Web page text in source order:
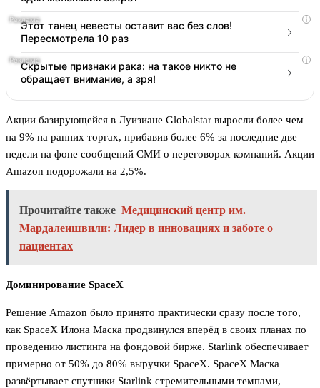
i
Этот танец невесты оставит вас без слов!
Пересмотрела 10 раз
i
Скрытые признаки рака: на такое никто не
обращает внимание, а зря!
Акции базирующейся в Луизиане Globalstar выросли более чем
на 9% на ранних торгах, прибавив более 6% за последние две
недели на фоне сообщений СМИ о переговорах компаний. Акции
Amazon подорожали на 2,5%.
Прочитайте также Медицинский центр им.
Мардалеишвили: Лидер в инновациях и заботе о
пациентах
Доминирование SpaceX
Решение Amazon было принято практически сразу после того,
как SpaceX Илона Маска продвинулся вперёд в своих планах по
проведению листинга на фондовой бирже. Starlink обеспечивает
примерно от 50% до 80% выручки SpaceX. SpaceX Маска
развёртывает спутники Starlink стремительными темпами,